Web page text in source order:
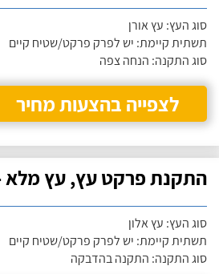
סוג העץ: עץ אורן
תשתית קיימת: יש לפרק פרקט/שטיח קיים
סוג התקנה: הנחה צפה
לצפייה בהצעות מחיר
התקנת פרקט עץ, עץ מלא -
סוג העץ: עץ אלון
תשתית קיימת: יש לפרק פרקט/שטיח קיים
סוג התקנה: התקנה בהדבקה